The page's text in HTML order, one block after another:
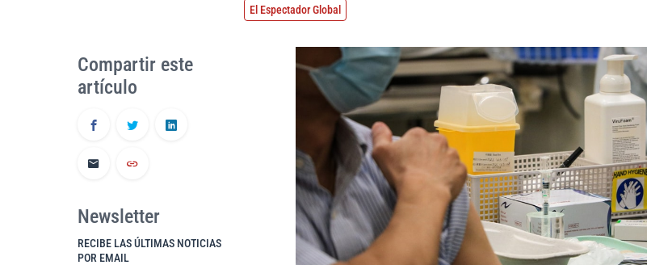
El Espectador Global
Compartir este
artículo
Newsletter
RECIBE LAS ÚLTIMAS NOTICIAS
POR EMAIL